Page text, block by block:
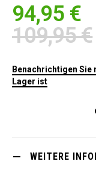
94,95 €
109,95 €
Benachrichtigen Sie
Lager ist
WEITERE